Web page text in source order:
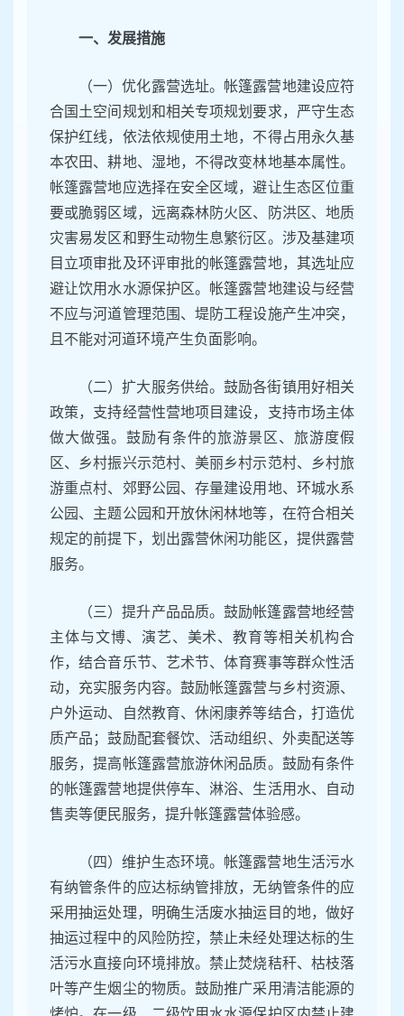
一、发展措施
（一）优化露营选址。帐篷露营地建设应符
合国土空间规划和相关专项规划要求，严守生态
保护红线，依法依规使用土地，不得占用永久基
本农田、耕地、湿地，不得改变林地基本属性。
帐篷露营地应选择在安全区域，避让生态区位重
要或脆弱区域，远离森林防火区、防洪区、地质
灾害易发区和野生动物生息繁衍区。涉及基建项
目立项审批及环评审批的帐篷露营地，其选址应
避让饮用水水源保护区。帐篷露营地建设与经营
不应与河道管理范围、堤防工程设施产生冲突，
且不能对河道环境产生负面影响。
（二）扩大服务供给。鼓励各街镇用好相关
政策，支持经营性营地项目建设，支持市场主体
做大做强。鼓励有条件的旅游景区、旅游度假
区、乡村振兴示范村、美丽乡村示范村、乡村旅
游重点村、郊野公园、存量建设用地、环城水系
公园、主题公园和开放休闲林地等，在符合相关
规定的前提下，划出露营休闲功能区，提供露营
服务。
（三）提升产品品质。鼓励帐篷露营地经营
主体与文博、演艺、美术、教育等相关机构合
作，结合音乐节、艺术节、体育赛事等群众性活
动，充实服务内容。鼓励帐篷露营与乡村资源、
户外运动、自然教育、休闲康养等结合，打造优
质产品；鼓励配套餐饮、活动组织、外卖配送等
服务，提高帐篷露营旅游休闲品质。鼓励有条件
的帐篷露营地提供停车、淋浴、生活用水、自动
售卖等便民服务，提升帐篷露营体验感。
（四）维护生态环境。帐篷露营地生活污水
有纳管条件的应达标纳管排放，无纳管条件的应
采用抽运处理，明确生活废水抽运目的地，做好
抽运过程中的风险防控，禁止未经处理达标的生
活污水直接向环境排放。禁止焚烧秸秆、枯枝落
叶等产生烟尘的物质。鼓励推广采用清洁能源的